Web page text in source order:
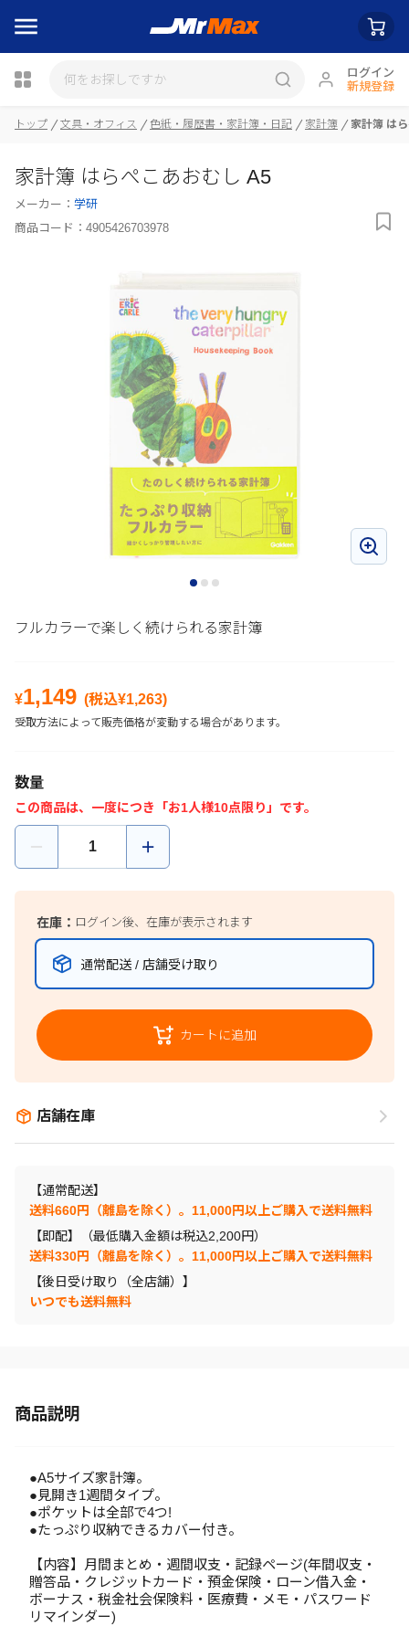
ログイン
新規登録
トップ 文具・オフィス 色紙・履歴書・家計簿・日記 家計簿 家計簿 は
家計簿 はらぺこあおむし A5
メーカー： 学研
商品コード： 4905426703978
フルカラーで楽しく続けられる家計簿
¥1,149 (税込¥1,263)
受取方法によって販売価格が変動する場合があります。
数量
この商品は、一度につき「お1人様10点限り」です。
在庫： ログイン後、在庫が表示されます
通常配送 / 店舗受け取り
カートに追加
店舗在庫
【通常配送】
送料660円（離島を除く）。11,000円以上ご購入で送料無料
【即配】（最低購入金額は税込2,200円）
送料330円（離島を除く）。11,000円以上ご購入で送料無料
【後日受け取り（全店舗）】
いつでも送料無料
商品説明
●A5サイズ家計簿。
●見開き1週間タイプ。
●ポケットは全部で4つ!
●たっぷり収納できるカバー付き。
【内容】月間まとめ・週間収支・記録ページ(年間収支・
贈答品・クレジットカード・預金保険・ローン借入金・
ボーナス・税金社会保険料・医療費・メモ・パスワード
リマインダー)